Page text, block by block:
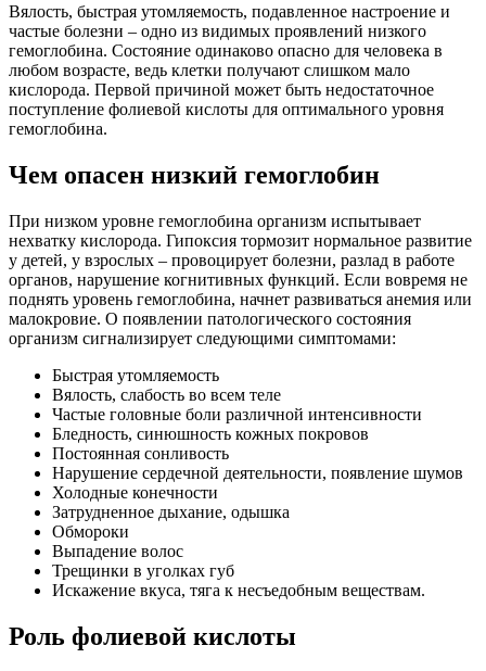
Вялость, быстрая утомляемость, подавленное настроение и
частые болезни – одно из видимых проявлений низкого
гемоглобина. Состояние одинаково опасно для человека в
любом возрасте, ведь клетки получают слишком мало
кислорода. Первой причиной может быть недостаточное
поступление фолиевой кислоты для оптимального уровня
гемоглобина.
Чем опасен низкий гемоглобин
При низком уровне гемоглобина организм испытывает
нехватку кислорода. Гипоксия тормозит нормальное развитие
у детей, у взрослых – провоцирует болезни, разлад в работе
органов, нарушение когнитивных функций. Если вовремя не
поднять уровень гемоглобина, начнет развиваться анемия или
малокровие. О появлении патологического состояния
организм сигнализирует следующими симптомами:
Быстрая утомляемость
Вялость, слабость во всем теле
Частые головные боли различной интенсивности
Бледность, синюшность кожных покровов
Постоянная сонливость
Нарушение сердечной деятельности, появление шумов
Холодные конечности
Затрудненное дыхание, одышка
Обмороки
Выпадение волос
Трещинки в уголках губ
Искажение вкуса, тяга к несъедобным веществам.
Роль фолиевой кислоты